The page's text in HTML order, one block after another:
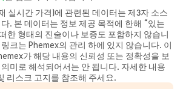
실시간 가격)에 관련된 데이터는 제3자 소스
. 본 데이터는 정보 제공 목적에 한해 “있는
한 형태의 진술이나 보증도 포함하지 않습니
크는 Phemex의 관리 하에 있지 않습니다. 이
가 해당 내용의 신뢰성 또는 정확성을 보
미로 해석되어서는 안 됩니다. 자세한 내용
리스크 고지를 참조해 주세요.